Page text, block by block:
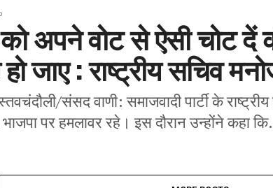
अपने वोट से ऐसी चोट दें
जाए : राष्ट्रीय सचिव
संसद वाणी: समाजवादी पार्टी के
पर हमलावर रहे। इस दौरान उन्होंने कहा